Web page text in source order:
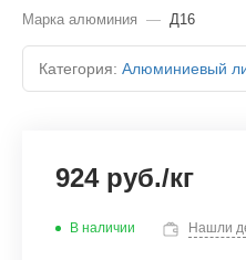
Марка алюминия — Д16
Категория: Алюминиевый
924 руб./кг
В наличии Нашли